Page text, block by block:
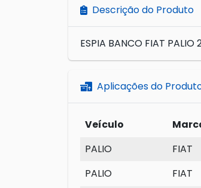
Descrição do Produto
ESPIA BANCO FIAT
Aplicações do
Veículo
PALIO
FIAT
PALIO
FIAT